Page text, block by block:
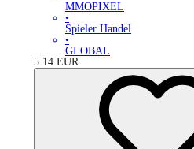
MMOPIXEL
•
Spieler Handel
•
GLOBAL
5.14 EUR